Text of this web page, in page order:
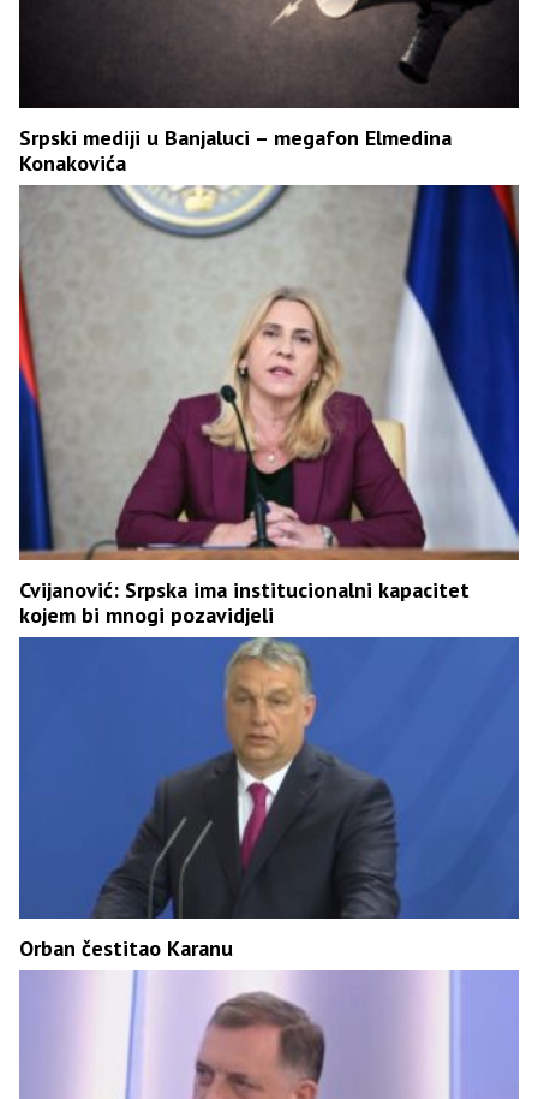
Srpski mediji u Banjaluci – megafon Elmedina
Konakovića
Cvijanović: Srpska ima institucionalni kapacitet
kojem bi mnogi pozavidjeli
Orban čestitao Karanu